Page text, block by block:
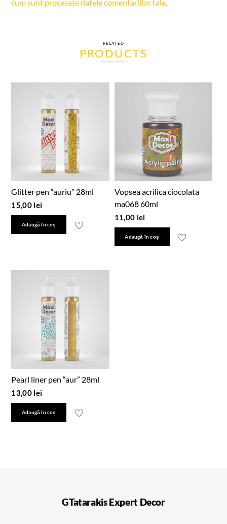
cum sunt procesate datele comentariilor tale.
RELATED
PRODUCTS
Glitter pen “auriu” 28ml
15,00 lei
Adaugă în coș
Vopsea acrilica ciocolata
ma068 60ml
11,00 lei
Adaugă în coș
Pearl liner pen “aur” 28ml
13,00 lei
Adaugă în coș
GTatarakis Expert Decor